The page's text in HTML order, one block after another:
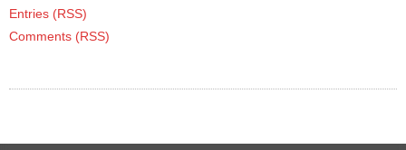
Entries (RSS)
Comments (RSS)